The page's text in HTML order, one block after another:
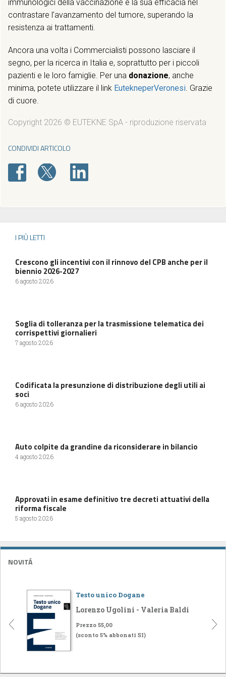
immunologici della vaccinazione e la sua efficacia nel
contrastare l’avanzamento del tumore, superando la
resistenza ai trattamenti.
Ancora una volta i Commercialisti possono lasciare il
segno, per la ricerca in Italia e, soprattutto per i piccoli
pazienti e le loro famiglie. Per una donazione, anche
minima, potete utilizzare il link EutekneperVeronesi. Grazie
di cuore.
Copyright 2026 © EUTEKNE SpA - riproduzione riservata
CONDIVIDI ARTICOLO
I PIÙ LETTI
Crescono gli incentivi con il rinnovo del CPB anche per il
biennio 2026-2027
6 agosto 2026
Soglia di tolleranza per la trasmissione telematica dei
corrispettivi giornalieri
7 agosto 2026
Codificata la presunzione di distribuzione degli utili ai
soci
6 agosto 2026
Auto colpite da grandine da riconsiderare in bilancio
4 agosto 2026
Approvati in esame definitivo tre decreti attuativi della
riforma fiscale
5 agosto 2026
NOVITÁ
Testo unico Dogane
Lorenzo Ugolini - Valeria Baldi
Prezzo 55,00
(sconto 5% abbonati SI)